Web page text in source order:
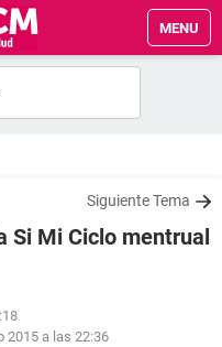
MENU
Siguiente Tema
Si Mi Ciclo mentrual
2015 a las 22:36